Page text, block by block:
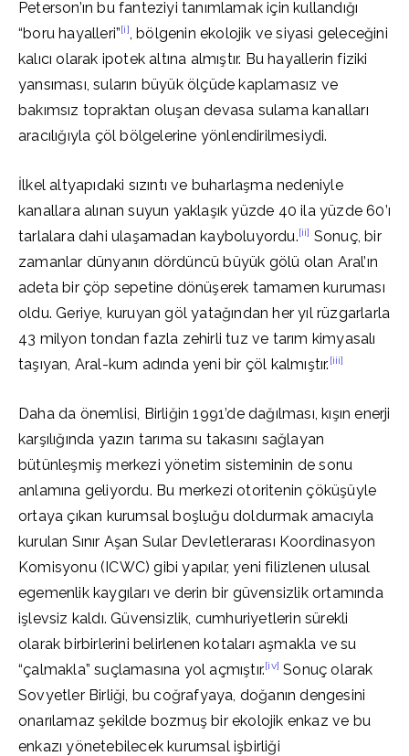
Peterson’ın bu fanteziyi tanımlamak için kullandığı
“boru hayalleri”[i], bölgenin ekolojik ve siyasi geleceğini
kalıcı olarak ipotek altına almıştır. Bu hayallerin fiziki
yansıması, suların büyük ölçüde kaplamasız ve
bakımsız topraktan oluşan devasa sulama kanalları
aracılığıyla çöl bölgelerine yönlendirilmesiydi.
İlkel altyapıdaki sızıntı ve buharlaşma nedeniyle
kanallara alınan suyun yaklaşık yüzde 40 ila yüzde 60’ı
tarlalara dahi ulaşamadan kayboluyordu.[ii] Sonuç, bir
zamanlar dünyanın dördüncü büyük gölü olan Aral’ın
adeta bir çöp sepetine dönüşerek tamamen kuruması
oldu. Geriye, kuruyan göl yatağından her yıl rüzgarlarla
43 milyon tondan fazla zehirli tuz ve tarım kimyasalı
taşıyan, Aral-kum adında yeni bir çöl kalmıştır. [iii]
Daha da önemlisi, Birliğin 1991’de dağılması, kışın enerji
karşılığında yazın tarıma su takasını sağlayan
bütünleşmiş merkezi yönetim sisteminin de sonu
anlamına geliyordu. Bu merkezi otoritenin çöküşüyle
ortaya çıkan kurumsal boşluğu doldurmak amacıyla
kurulan Sınır Aşan Sular Devletlerarası Koordinasyon
Komisyonu (ICWC) gibi yapılar, yeni filizlenen ulusal
egemenlik kaygıları ve derin bir güvensizlik ortamında
işlevsiz kaldı. Güvensizlik, cumhuriyetlerin sürekli
olarak birbirlerini belirlenen kotaları aşmakla ve su
“çalmakla” suçlamasına yol açmıştır.[iv] Sonuç olarak
Sovyetler Birliği, bu coğrafyaya, doğanın dengesini
onarılamaz şekilde bozmuş bir ekolojik enkaz ve bu
enkazı yönetebilecek kurumsal işbirliği